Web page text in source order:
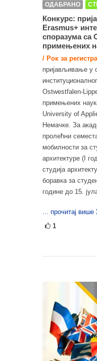
ОДАБРАНО
Конкурс:
Erasmus+
споразума са
примењених
/ Рок за
пријављивање у
Ostwestfalen-
примењених
University of
Немачке. За
пролећни
мобилности за
архитектуре (I
студија
боравка за
године до 15.
... прочитај више
1